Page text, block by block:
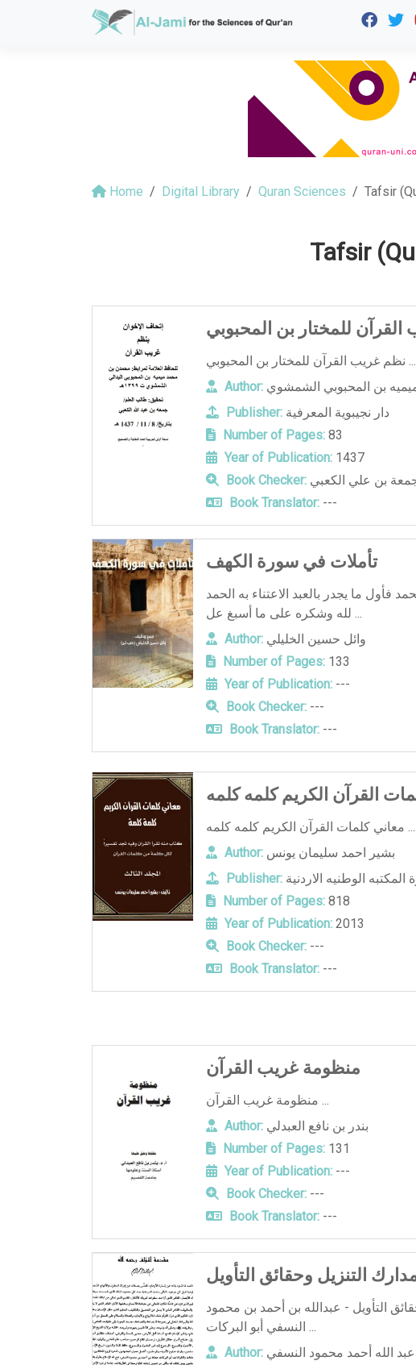
Home Digital Library Quran Sciences Tafsir
Tafsir
للمختار بن المحبوبي
نظم غريب القرآن للمختار بن المحبوبي ...
Author: بن المحبوبي الشمشوي
Publisher: دار نجيبوية المعرفية
Number of Pages: 83
Year of Publication: 1437
Book Checker: بن علي الكعبي
Book Translator: ---
تأملات في سورة الكهف
فأول ما يجدر بالعبد الاعتناء به الحمد
لله وشكره على ما أسبغ عل ...
Author: وائل حسين الخليلي
Number of Pages: 133
Year of Publication: ---
Book Checker: ---
Book Translator: ---
القرآن الكريم كلمه كلمه
معاني كلمات القرآن الكريم كلمه كلمه ...
Author: بشير احمد سليمان يونس
Publisher: المكتبه الوطنيه الاردنية
Number of Pages: 818
Year of Publication: 2013
Book Checker: ---
Book Translator: ---
منظومة غريب القرآن
منظومة غريب القرآن ...
Author: بندر بن نافع العبدلي
Number of Pages: 131
Year of Publication: ---
Book Checker: ---
Book Translator: ---
التنزيل وحقائق التأويل
التأويل - عبدالله بن أحمد بن محمود
النسفي أبو البركات ...
Author: عبد الله أحمد محمود النسفي